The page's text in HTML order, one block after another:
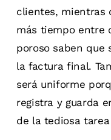
clientes, mientras
más tiempo entre
poroso saben que
la factura final.
será uniforme
registra y guarda
de la tediosa